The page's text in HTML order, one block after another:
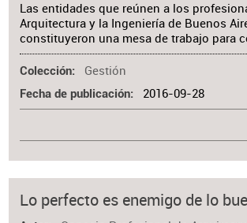
Las entidades que reúnen a los
Arquitectura y la Ingeniería de Buenos
constituyeron una mesa de trabajo para
Colección Gestión
Fecha de publicación 2016-09-28
Lo perfecto es enemigo de lo